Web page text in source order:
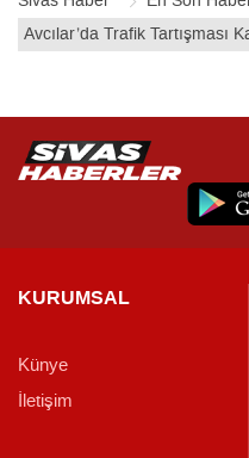
Avcılar’da Trafik Tartışması
KURUMSAL
Künye
İletişim